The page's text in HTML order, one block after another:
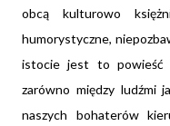
obcą kulturowo
humorystyczne,
istocie jest to powieść
zarówno między ludźmi
naszych bohaterów